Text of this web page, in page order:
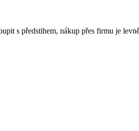
s předstihem, nákup přes firmu je